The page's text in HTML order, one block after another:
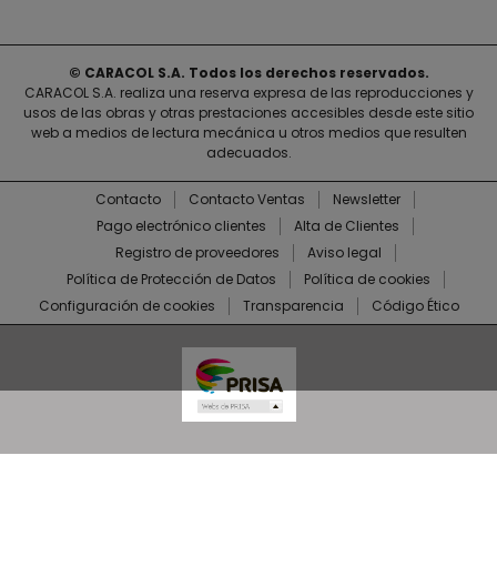
© CARACOL S.A. Todos los derechos reservados.
CARACOL S.A. realiza una reserva expresa de las reproducciones y
usos de las obras y otras prestaciones accesibles desde este sitio
web a medios de lectura mecánica u otros medios que resulten
adecuados.
Contacto Contacto Ventas
Newsletter
Pago electrónico clientes
Alta de Clientes
Registro de proveedores
Aviso legal
Política de Protección de Datos
Política de cookies
Configuración de cookies
Transparencia Código Ético